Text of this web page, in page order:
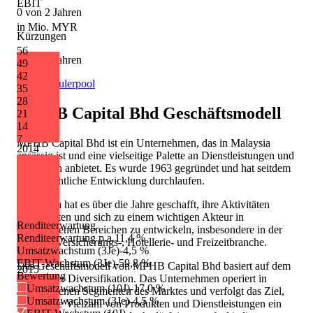
2014
2015
EBIT
in Mio. MYR
56
49
42
35
28
21
14
7
Renditeerwartung
Renditeerwartung p.a.11,4 %
Umsatzwachstum (3Je)-4,5 %
EBIT-Wachstum (3Je)-59,8 %
Bewertung
Umsatzwachstum (10J)-17,0 %
Umsatzwachstum (3Je)-4,5 %
0 von 2 Jahren
Kürzungen
2 von 2 Jahren
Quelle: Eulerpool
MPHB Capital Bhd Geschäftsmodell
MPHB Capital Bhd ist ein Unternehmen, das in Malaysia
ansässig ist und eine vielseitige Palette an Dienstleistungen und
Produkten anbietet. Es wurde 1963 gegründet und hat seitdem
eine beachtliche Entwicklung durchlaufen.
Die Firma hat es über die Jahre geschafft, ihre Aktivitäten
auszuweiten und sich zu einem wichtigen Akteur in
verschiedenen Bereichen zu entwickeln, insbesondere in der
Finanz-, Versicherungs-, Hotellerie- und Freizeitbranche.
Das Geschäftsmodell von MPHB Capital Bhd basiert auf dem
Prinzip der Diversifikation. Das Unternehmen operiert in
verschiedenen Segmenten des Marktes und verfolgt das Ziel,
durch eine Vielzahl von Produkten und Dienstleistungen ein